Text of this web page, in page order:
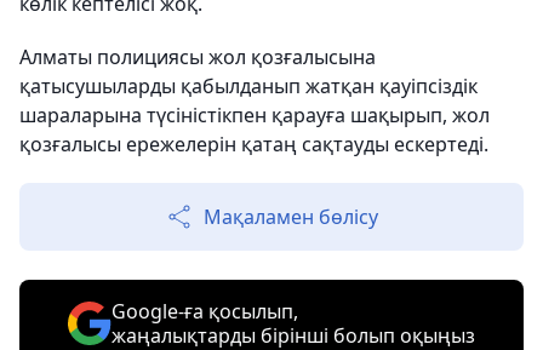
Алматы полициясы жол қозғалысына
қатысушыларды қабылданып жатқан қауіпсіздік
шараларына түсіністікпен қарауға шақырып, жол
қозғалысы ережелерін қатаң сақтауды ескертеді.
Мақаламен бөлісу
Google-ға қосылып,
жаңалықтарды бірінші болып оқыңыз